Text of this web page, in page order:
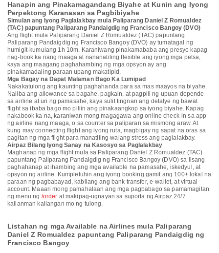
Hanapin ang Pinakamagandang Biyahe at Kunin ang Iyong
Perpektong Karanasan sa Pagbibiyahe
Simulan ang Iyong Paglalakbay mula Paliparang Daniel Z Romualdez
(TAC) papuntang Paliparang Pandaigdig ng Francisco Bangoy (DVO)
Ang flight mula Paliparang Daniel Z Romualdez (TAC) papuntang
Paliparang Pandaigdig ng Francisco Bangoy (DVO) ay tumatagal ng
humigit-kumulang 1h 10m. Karaniwang pinakamababa ang presyo kapag
nag-book ka nang maaga at nananatiling flexible ang iyong mga petsa,
kaya ang maagang paghahambing ng mga opsyon ay ang
pinakamadaling paraan upang makatipid.
Mga Bagay na Dapat Malaman Bago Ka Lumipad
Nakakatulong ang kaunting paghahanda para sa mas maayos na biyahe.
Naiiba ang allowance sa bagahe, pagkain, at pagpili ng upuan depende
sa airline at uri ng pamasahe, kaya sulit tingnan ang detalye ng bawat
flight sa ibaba bago mo piliin ang pinakaangkop sa iyong biyahe. Kapag
nakabook ka na, karaniwan mong magagawa ang online check-in sa app
ng airline nang maaga, o sa counter sa paliparan sa mismong araw. At
kung may connecting flight ang iyong ruta, magbigay ng sapat na oras sa
pagitan ng mga flight para manatiling walang stress ang paglalakbay.
Airpaz Bilang Iyong Sanay na Kasosyo sa Paglalakbay
Maghanap ng mga flight mula sa Paliparang Daniel Z Romualdez (TAC)
papuntang Paliparang Pandaigdig ng Francisco Bangoy (DVO) sa iisang
paghahanap at ihambing ang mga available na pamasahe, iskedyul, at
opsyon ng airline. Kumpletuhin ang iyong booking gamit ang 100+ lokal na
paraan ng pagbabayad, kabilang ang bank transfer, e-wallet, at virtual
account. Maaari mong pamahalaan ang mga pagbabago sa pamamagitan
ng menu ng /order at makipag-ugnayan sa suporta ng Airpaz 24/7
kailanman kailangan mo ng tulong.
Listahan ng mga Available na Airlines mula Paliparang
Daniel Z Romualdez papuntang Paliparang Pandaigdig ng
Francisco Bangoy